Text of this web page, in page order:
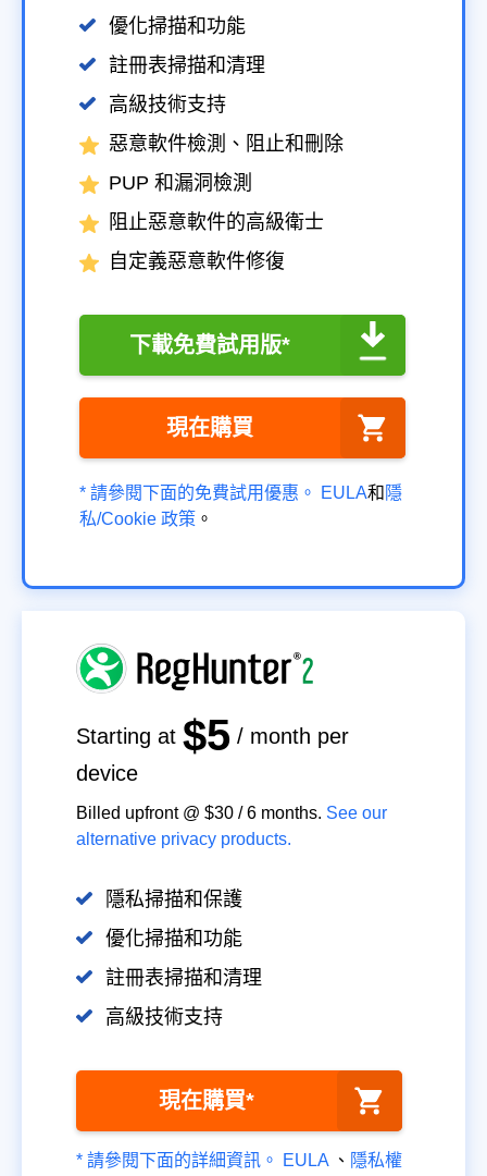
優化掃描和功能
註冊表掃描和清理
高級技術支持
惡意軟件檢測、阻止和刪除
PUP 和漏洞檢測
阻止惡意軟件的高級衛士
自定義惡意軟件修復
下載免費試用版*
現在購買
* 請參閱下面的免費試用優惠。 EULA和 隱
私/Cookie 政策 。
Starting at $5 / month per
device
Billed upfront @ $30 /6 months. See our
alternative privacy products.
隱私掃描和保護
優化掃描和功能
註冊表掃描和清理
高級技術支持
現在購買*
* 請參閱下面的詳細資訊。 EULA 、 隱私權